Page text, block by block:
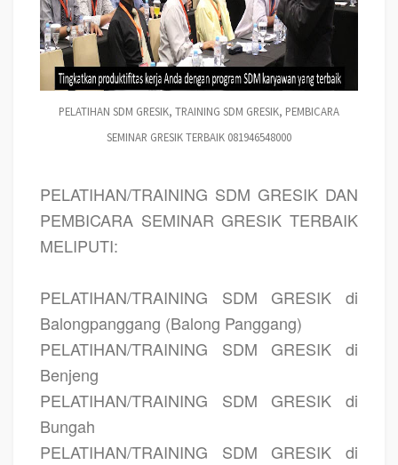
PELATIHAN SDM GRESIK, TRAINING SDM GRESIK, PEMBICARA
SEMINAR GRESIK TERBAIK 081946548000
PELATIHAN/TRAINING SDM GRESIK DAN
PEMBICARA SEMINAR GRESIK TERBAIK
MELIPUTI:
PELATIHAN/TRAINING SDM GRESIK di
Balongpanggang (Balong Panggang)
PELATIHAN/TRAINING SDM GRESIK di
Benjeng
PELATIHAN/TRAINING SDM GRESIK di
Bungah
PELATIHAN/TRAINING SDM GRESIK di